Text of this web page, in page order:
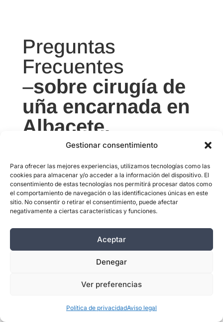
Gestionar consentimiento
Para ofrecer las mejores experiencias, utilizamos tecnologías como las
cookies para almacenar y/o acceder a la información del dispositivo. El
consentimiento de estas tecnologías nos permitirá procesar datos como
el comportamiento de navegación o las identificaciones únicas en este
sitio. No consentir o retirar el consentimiento, puede afectar
negativamente a ciertas características y funciones.
Aceptar
Denegar
Ver preferencias
Política de privacidadAviso legal
Preguntas
Frecuentes
–sobre cirugía de
uña encarnada en
Albacete.
¿Cuándo es necesario operar una uña
incarnada y no vale con tratamiento
conservador?
La cirugía está indicada cuando la
onicocriptosis ha alcanzado el grado II-
III de Mozena (infección activa,
supuración o tejido de granulación
crónico), cuando ha recurrido varias
correctamente realizada, o cuando la
uña tiene una curvatura constitucional
que hace inviable el mantenimiento a